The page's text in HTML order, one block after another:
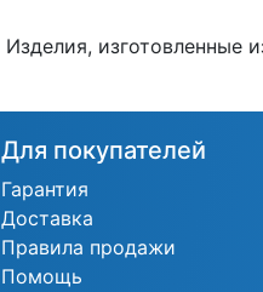
Изделия, изготовленные
Для покупателей
Гарантия
Доставка
Правила продажи
Помощь